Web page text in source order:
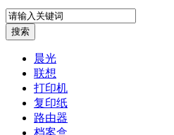
晨光
联想
打印机
复印纸
路由器
档案盒